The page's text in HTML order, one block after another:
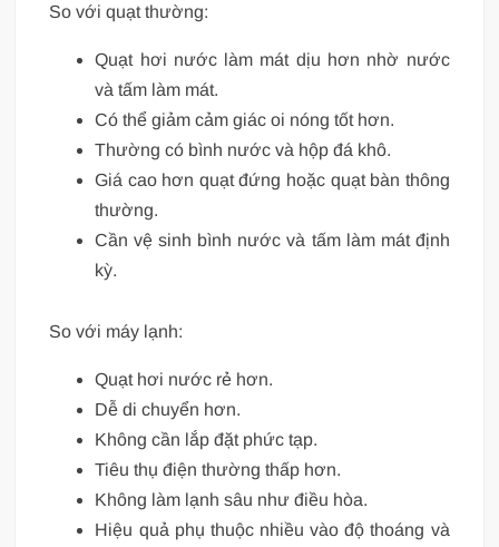
So với quạt thường:
Quạt hơi nước làm mát dịu hơn nhờ nước
và tấm làm mát.
Có thể giảm cảm giác oi nóng tốt hơn.
Thường có bình nước và hộp đá khô.
Giá cao hơn quạt đứng hoặc quạt bàn thông
thường.
Cần vệ sinh bình nước và tấm làm mát định
kỳ.
So với máy lạnh:
Quạt hơi nước rẻ hơn.
Dễ di chuyển hơn.
Không cần lắp đặt phức tạp.
Tiêu thụ điện thường thấp hơn.
Không làm lạnh sâu như điều hòa.
Hiệu quả phụ thuộc nhiều vào độ thoáng và